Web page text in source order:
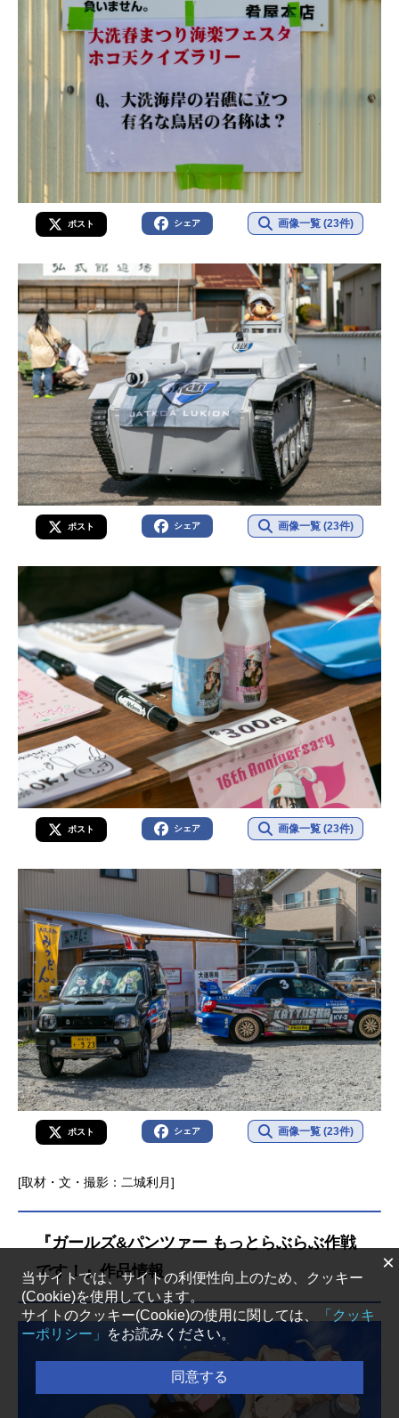
ポスト シェア 画像一覧 (23件)
ポスト シェア 画像一覧 (23件)
ポスト シェア 画像一覧 (23件)
ポスト シェア 画像一覧 (23件)
[取材・文・撮影：二城利月]
『ガールズ&パンツァー もっとらぶらぶ作戦
です！』作品情報
×
当サイトでは、サイトの利便性向上のため、クッキー
(Cookie)を使用しています。
サイトのクッキー(Cookie)の使用に関しては、
「クッキ
ーポリシー」
をお読みください。
同意する